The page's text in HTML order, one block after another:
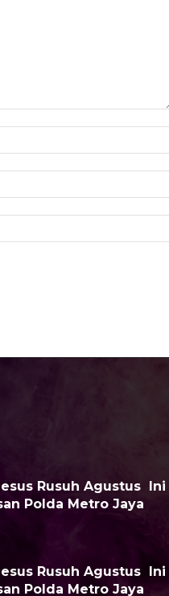
Rusuh Agustus Ini
Polda Metro Jaya
Rusuh Agustus Ini
Polda Metro Jaya